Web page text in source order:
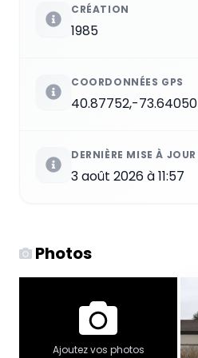
CRÉATION
1985
COORDONNÉES GPS
40.87752,-73.64050
DERNIÈRE MISE À JOUR
3 août 2026 à 11:57
Photos
Ajoutez vos photos